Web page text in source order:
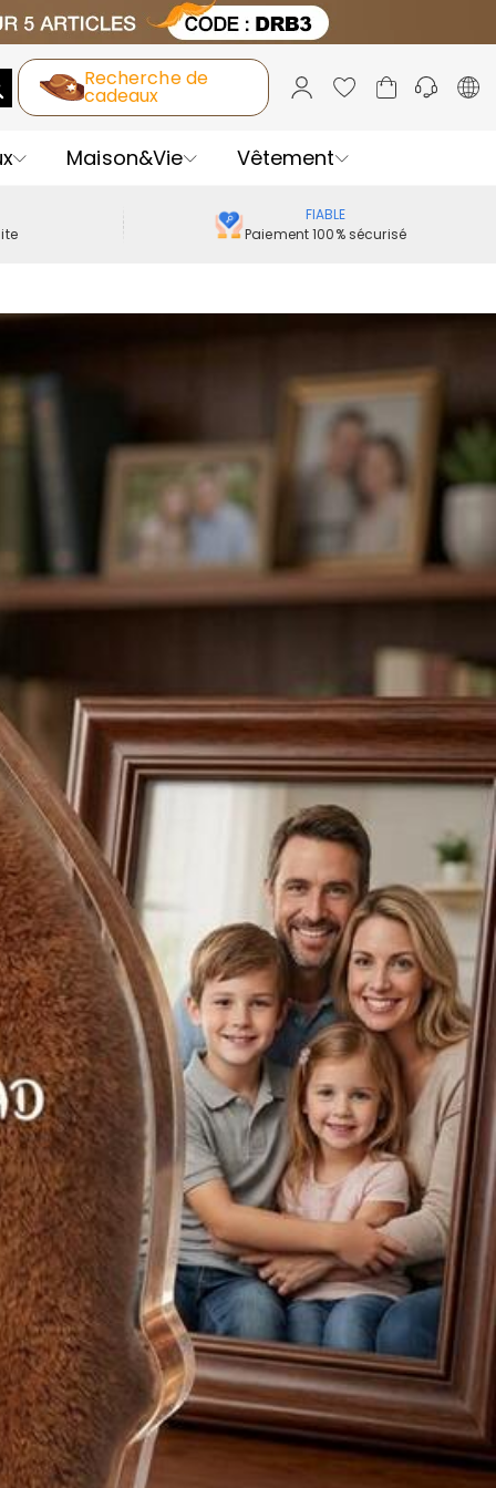
Recherche de
cadeaux
Maison&Vie Vêtement
FIABLE
Paiement 100% sécurisé